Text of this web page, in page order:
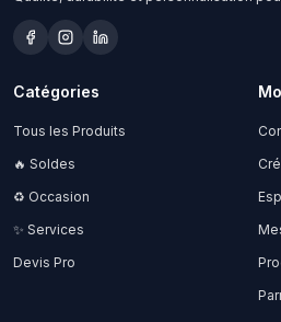
Catégories
Tous les Produits
🔥 Soldes
♻️ Occasion
✨ Services
Devis Pro